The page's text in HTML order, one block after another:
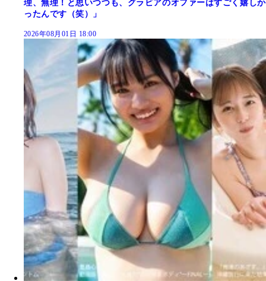
理、無理！と思いつつも、グラビアのオファーはすごく嬉しか
ったんです（笑）」
2026年08月01日 18:00